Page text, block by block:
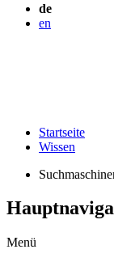
de
en
Startseite
Wissen
Menü